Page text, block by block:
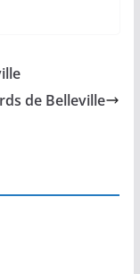
de Belleville